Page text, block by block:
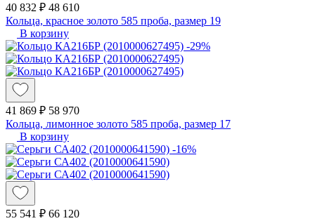
40 832 ₽ 48 610
Кольца, красное золото 585 проба, размер 19
В корзину
-29%
41 869 ₽ 58 970
Кольца, лимонное золото 585 проба, размер 17
В корзину
-16%
55 541 ₽ 66 120